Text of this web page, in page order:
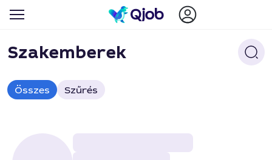
Szakemberek
Összes Szűrés